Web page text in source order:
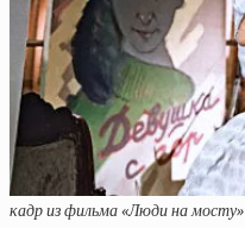
кадр из фильма «Люди на мосту»